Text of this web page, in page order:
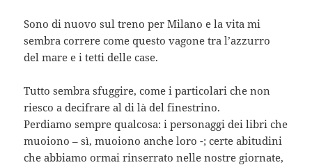
Sono di nuovo sul treno per Milano e la vita mi
sembra correre come questo vagone tra l’azzurro
del mare e i tetti delle case.
Tutto sembra sfuggire, come i particolari che non
riesco a decifrare al di là del finestrino.
Perdiamo sempre qualcosa: i personaggi dei libri che
muoiono – sì, muoiono anche loro -; certe abitudini
che abbiamo ormai rinserrato nelle nostre giornate,